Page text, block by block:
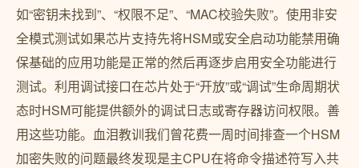
如“密钥未找到”、“权限不足”、“MAC校验失败”。使用非安
全模式测试如果芯片支持先将HSM或安全启动功能禁用确
保基础的应用功能是正常的然后再逐步启用安全功能进行
测试。利用调试接口在芯片处于“开放”或“调试”生命周期状
态时HSM可能提供额外的调试日志或寄存器访问权限。善
用这些功能。血泪教训我们曾花费一周时间排查一个HSM
加密失败的问题最终发现是主CPU在将命令描述符写入共